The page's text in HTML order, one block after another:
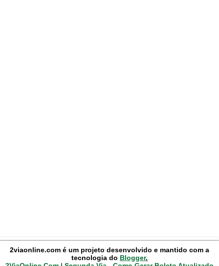
2viaonline.com é um projeto desenvolvido e mantido com a
tecnologia do Blogger.